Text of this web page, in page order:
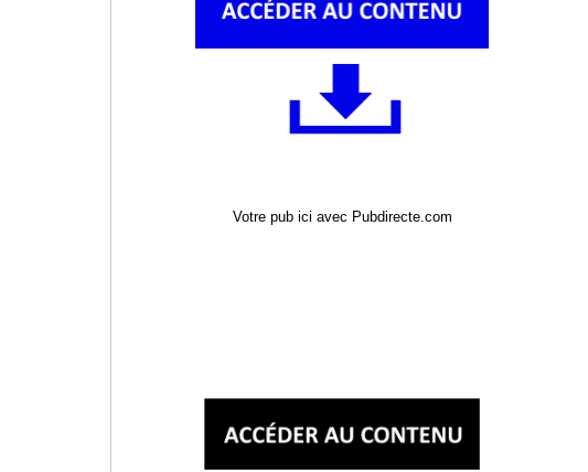
Votre pub ici avec Pubdirecte.com